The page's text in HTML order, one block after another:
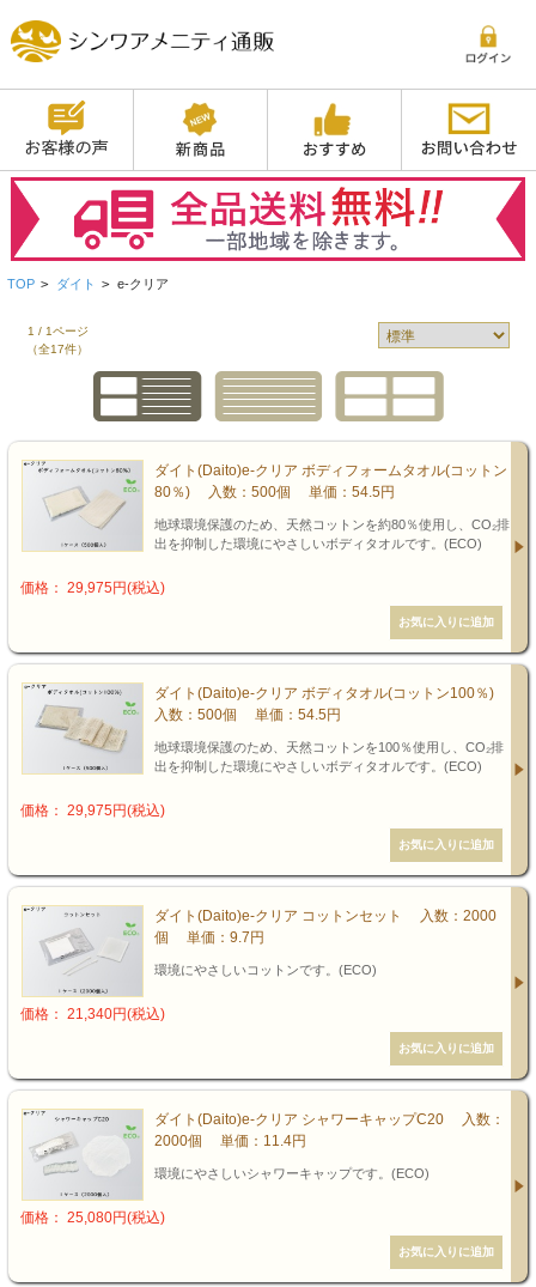
TOP > ダイト > e-クリア
1 / 1ページ
（全17件）
ダイト(Daito)e-クリア ボディフォームタオル(コットン
80％) 入数：500個 単価：54.5円
地球環境保護のため、天然コットンを約80％使用し、CO₂排
出を抑制した環境にやさしいボディタオルです。(ECO)
価格： 29,975円(税込)
ダイト(Daito)e-クリア ボディタオル(コットン100％)
入数：500個 単価：54.5円
地球環境保護のため、天然コットンを100％使用し、CO₂排
出を抑制した環境にやさしいボディタオルです。(ECO)
価格： 29,975円(税込)
ダイト(Daito)e-クリア コットンセット 入数：2000
個 単価：9.7円
環境にやさしいコットンです。(ECO)
価格： 21,340円(税込)
ダイト(Daito)e-クリア シャワーキャップC20 入数：
2000個 単価：11.4円
環境にやさしいシャワーキャップです。(ECO)
価格： 25,080円(税込)